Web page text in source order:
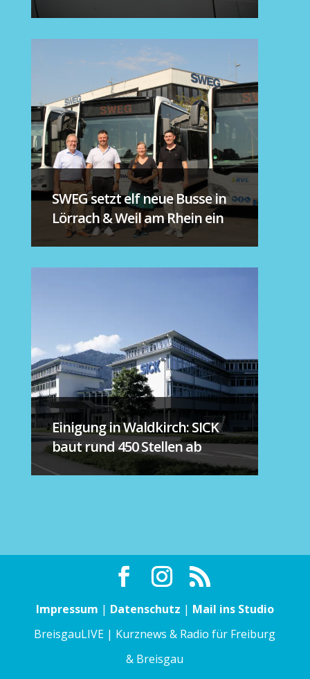
SWEG setzt elf neue Busse in
Lörrach & Weil am Rhein ein
Einigung in Waldkirch: SICK
baut rund 450 Stellen ab
Impressum | Datenschutz | Mail ins Studio
BreisgauLIVE | Kurznews & Radio für Freiburg
& Breisgau